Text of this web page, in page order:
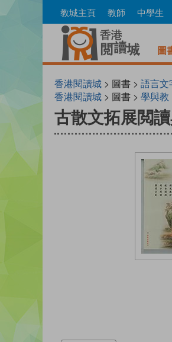
to
教城主頁 教師 中學生
圖
香港閱讀城 > 圖書 > 語言文
香港閱讀城 > 圖書 > 學與教
古散文拓展閲讀